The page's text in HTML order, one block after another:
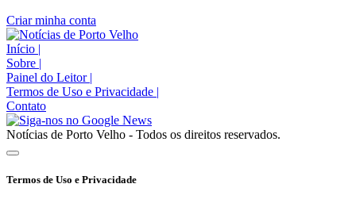
Criar minha conta
Início |
Sobre |
Painel do Leitor |
Termos de Uso e Privacidade |
Contato
Notícias de Porto Velho - Todos os direitos reservados.
Termos de Uso e Privacidade